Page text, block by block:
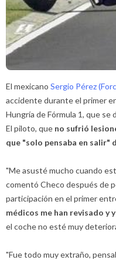
El mexicano Sergio Pérez
accidente durante el primer
Hungría de Fórmula 1, que
El piloto, que no sufrió
que "solo pensaba en salir"
"Me asusté mucho cuando
comentó Checo después de
participación en el primer
médicos me han revisado y
el coche no esté muy
"Fue todo muy extraño,